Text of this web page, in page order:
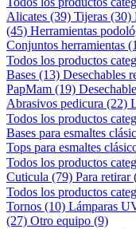
Alicates (39) Tijeras (30)
(45) Herramientas
Conjuntos herramientas
Todos los productos
Bases (13) Desechables
PapMam (19)
Abrasivos pedicura (22)
Todos los productos
Bases para esmaltes
Tops para esmaltes
Todos los productos
Cuticula (79) Para retirar
Todos los productos
Tornos (10) Lámparas
(27) Otro equipo (9)